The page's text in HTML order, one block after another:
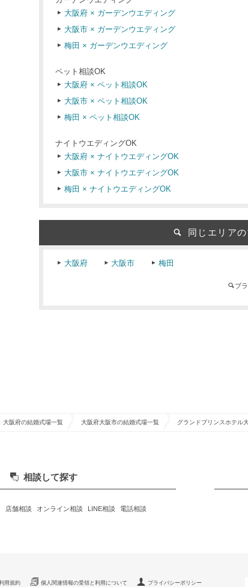
大阪府 × ガーデンウエディング
大阪市 × ガーデンウエディング
梅田 × ガーデンウエディング
ペット相談OK
大阪府 × ペット相談OK
大阪市 × ペット相談OK
梅田 × ペット相談OK
ナイトウエディングOK
大阪府 × ナイトウエディングOK
大阪市 × ナイトウエディングOK
梅田 × ナイトウエディングOK
同じエリア
大阪府 大阪市 梅田
ブ
大阪府の結婚式場一覧 大阪府大阪市の結婚式場一覧 グランドプリンスホテル
相談して探す
店舗相談 オンライン相談 LINE相談 電話相談
用規約 個人関連情報の受領と利用について プライバシーポリシー